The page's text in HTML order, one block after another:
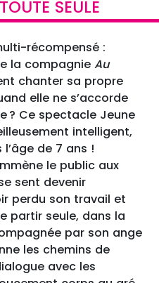
SEULE
récompensé :
la compagnie Au
chanter sa propre
elle ne s’accorde
? Ce spectacle Jeune
intelligent,
de 7 ans !
le public aux
sent devenir
perdu son travail et
partir seule, dans la
par son ange
les chemins de
avec les